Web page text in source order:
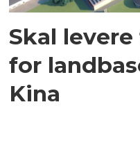
Skal
for
Kina